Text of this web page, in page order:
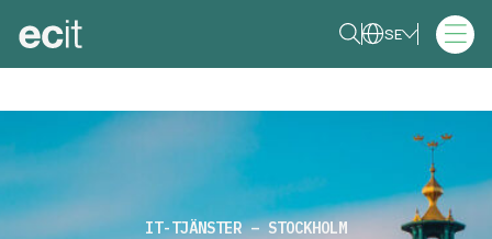
SE
IT-TJÄNSTER – STOCKHOLM